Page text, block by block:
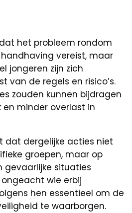
het probleem rondom
vereist, maar
jongeren zijn zich
van de regels en risico’s.
zouden kunnen bijdragen
en minder overlast in
dat dergelijke acties niet
groepen, maar op
gevaarlijke situaties
wie erbij
hen essentieel om de
te waarborgen.